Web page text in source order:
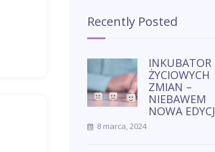
j
:
Recently Posted
INKUBATOR
ŻYCIOWYCH
ZMIAN –
NIEBAWEM
NOWA
8 marca, 2024